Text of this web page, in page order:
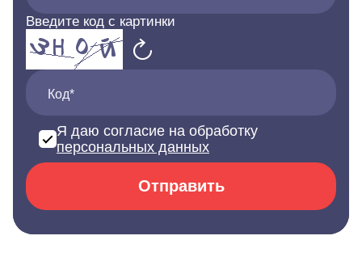
Введите код с картинки
Код*
Я даю согласие на обработку
персональных данных
Отправить